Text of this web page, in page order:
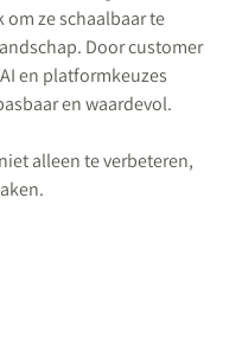
ze schaalbaar te
Door customer
en platformkeuzes
en waardevol.
alleen te verbeteren,